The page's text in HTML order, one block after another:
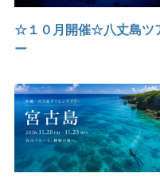
☆１０月開催☆八丈島ツ
ー